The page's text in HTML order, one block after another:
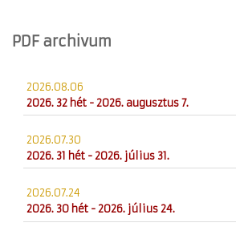
PDF archivum
2026.08.06
2026. 32 hét - 2026. augusztus 7.
2026.07.30
2026. 31 hét - 2026. július 31.
2026.07.24
2026. 30 hét - 2026. július 24.